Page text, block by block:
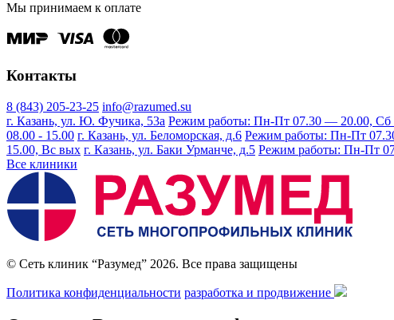
Мы принимаем к оплате
Контакты
8 (843) 205-23-25 info@razumed.su
г. Казань, ул. Ю. Фучика, 53а Режим работы: Пн-Пт 07.30 — 20.00, Сб
08.00 - 15.00 г. Казань, ул. Беломорская, д.6 Режим работы: Пн-Пт
15.00, Вс вых г. Казань, ул. Баки Урманче, д.5 Режим работы: Пн-Пт
Все клиники
© Сеть клиник “Разумед” 2026. Все права защищены
Политика конфиденциальности разработка и продвижение